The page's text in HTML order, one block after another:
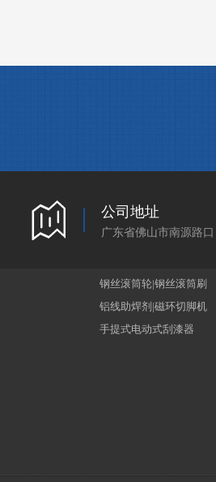
公司地址
广东省佛山市南源路口
钢丝滚筒轮|钢丝滚筒刷
铝线助焊剂|磁环切脚机
手提式电动式刮漆器